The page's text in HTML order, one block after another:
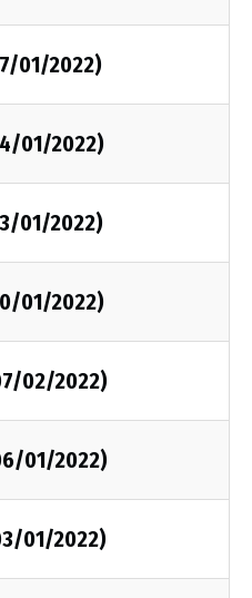
01/2022)
01/2022)
01/2022)
01/2022)
02/2022)
01/2022)
01/2022)